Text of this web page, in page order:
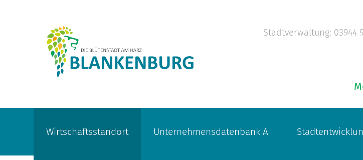
Stadtverwaltung: 03944
Wirtschaftsstandort Unternehmensdatenbank A